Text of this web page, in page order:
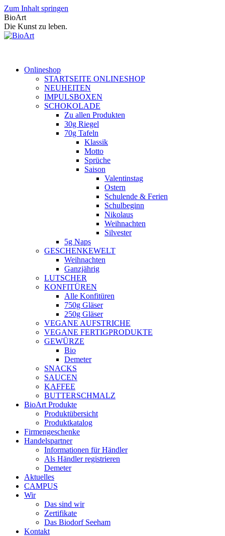
Zum Inhalt springen
BioArt
Die Kunst zu leben.
Onlineshop
STARTSEITE ONLINESHOP
NEUHEITEN
IMPULSBOXEN
SCHOKOLADE
Zu allen Produkten
30g Riegel
70g Tafeln
Klassik
Motto
Sprüche
Saison
Valentinstag
Ostern
Schulende & Ferien
Schulbeginn
Nikolaus
Weihnachten
Silvester
5g Naps
GESCHENKEWELT
Weihnachten
Ganzjährig
LUTSCHER
KONFITÜREN
Alle Konfitüren
750g Gläser
250g Gläser
VEGANE AUFSTRICHE
VEGANE FERTIGPRODUKTE
GEWÜRZE
Bio
Demeter
SNACKS
SAUCEN
KAFFEE
BUTTERSCHMALZ
BioArt Produkte
Produktübersicht
Produktkatalog
Firmengeschenke
Handelspartner
Informationen für Händler
Als Händler registrieren
Demeter
Aktuelles
CAMPUS
Wir
Das sind wir
Zertifikate
Das Biodorf Seeham
Kontakt